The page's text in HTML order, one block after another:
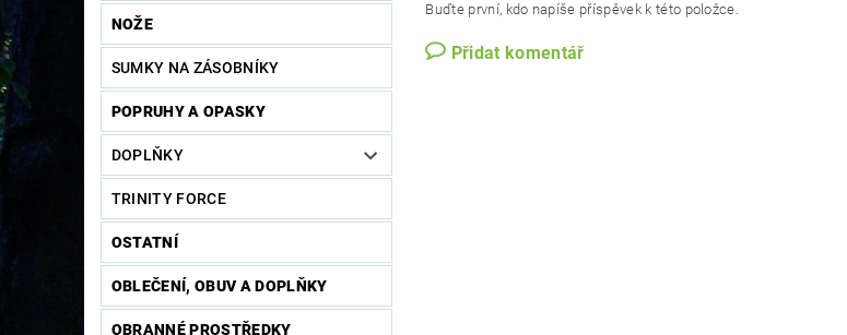
NOŽE
SUMKY NA ZÁSOBNÍKY
POPRUHY A OPASKY
DOPLŇKY
TRINITY FORCE
OSTATNÍ
OBLEČENÍ, OBUV A DOPLŇKY
OBRANNÉ PROSTŘEDKY
Buďte první, kdo napíše příspěvek k této položce.
Přidat komentář